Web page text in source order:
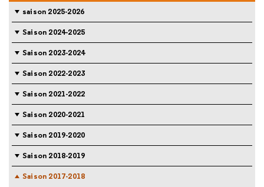
saison 2025-2026
Saison 2024-2025
Saison 2023-2024
Saison 2022-2023
Saison 2021-2022
Saison 2020-2021
Saison 2019-2020
Saison 2018-2019
Saison 2017-2018